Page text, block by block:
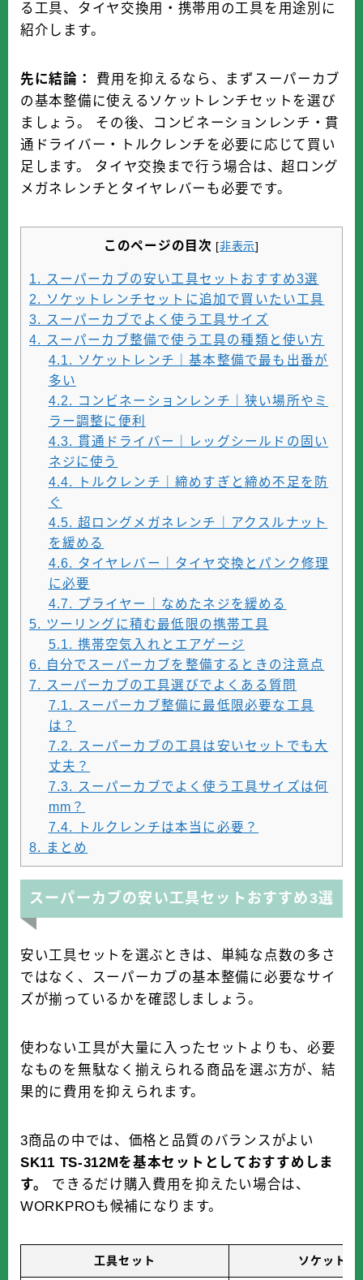
る工具、タイヤ交換用・携帯用の工具を用途別に
紹介します。
先に結論：
費用を抑えるなら、まずスーパーカブ
の基本整備に使えるソケットレンチセットを選び
ましょう。 その後、コンビネーションレンチ・貫
通ドライバー・トルクレンチを必要に応じて買い
足します。 タイヤ交換まで行う場合は、超ロング
メガネレンチとタイヤレバーも必要です。
このページの目次 [非表示]
1.
スーパーカブの安い工具セットおすすめ3選
2. ソケットレンチセットに追加で買いたい工具
3.
スーパーカブでよく使う工具サイズ
4.
スーパーカブ整備で使う工具の種類と使い方
4.1. ソケットレンチ｜基本整備で最も出番が
多い
4.2. コンビネーションレンチ｜狭い場所やミ
ラー調整に便利
4.3. 貫通ドライバー｜レッグシールドの固い
ネジに使う
4.4.
トルクレンチ｜締めすぎと締め不足を防
ぐ
4.5. 超ロングメガネレンチ｜アクスルナット
を緩める
4.6. タイヤレバー｜タイヤ交換とパンク修理
に必要
4.7. プライヤー｜なめたネジを緩める
5. ツーリングに積む最低限の携帯工具
5.1. 携帯空気入れとエアゲージ
6. 自分でスーパーカブを整備するときの注意点
7.
スーパーカブの工具選びでよくある質問
7.1.
スーパーカブ整備に最低限必要な工具
は？
7.2.
スーパーカブの工具は安いセットでも大
丈夫？
7.3.
スーパーカブでよく使う工具サイズは何
mm？
7.4.
トルクレンチは本当に必要？
8.
まとめ
スーパーカブの安い工具セットおすすめ3選
安い工具セットを選ぶときは、単純な点数の多さ
ではなく、スーパーカブの基本整備に必要なサイ
ズが揃っているかを確認しましょう。
使わない工具が大量に入ったセットよりも、必要
なものを無駄なく揃えられる商品を選ぶ方が、結
果的に費用を抑えられます。
3商品の中では、価格と品質のバランスがよい
SK11 TS-312Mを基本セットとしておすすめしま
す。
できるだけ購入費用を抑えたい場合は、
WORKPROも候補になります。
工具セット ソケットサ